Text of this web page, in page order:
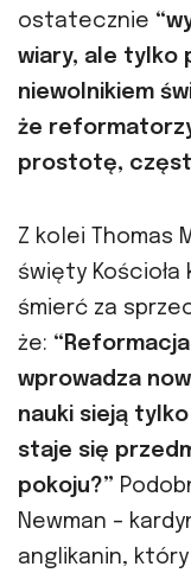
ostatecznie
wiary, ale tylko
niewolnikiem
że
prostotę,
Z kolei Thomas
święty
śmierć za
że:
wprowadza
nauki sieją
staje się
pokoju?”
Newman –
anglikanin,